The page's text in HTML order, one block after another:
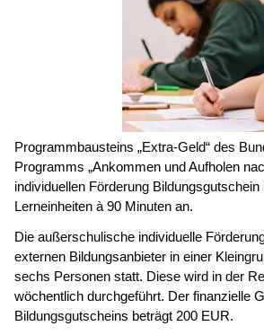
Programmbausteins „Extra-Geld“ des
Programms „Ankommen und Aufholen
individuellen Förderung Bildungsgutschein
Lerneinheiten à 90 Minuten an.
Die außerschulische individuelle
externen Bildungsanbieter in einer
sechs Personen statt. Diese wird in der
wöchentlich durchgeführt. Der finanzielle
Bildungsgutscheins beträgt 200 EUR.